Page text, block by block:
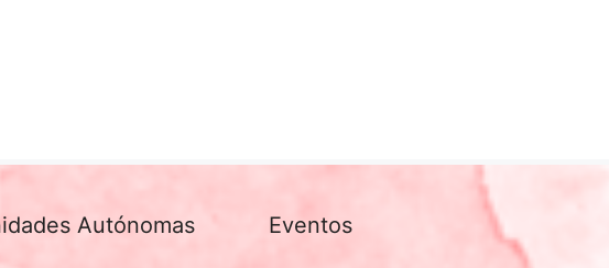
Autónomas Eventos